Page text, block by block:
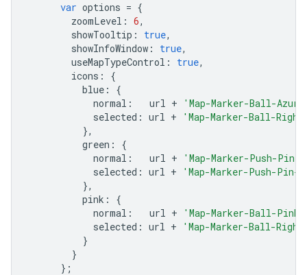
var options = {
zoomLevel : 6,
showTooltip : true,
showInfoWindow : true,
useMapTypeControl : true,
icons :
{
blue :
{
normal : url +
'Map-Marker-Ball-
selected : url +
'Map-Marker-Ball-
},
green :
{
normal : url +
'Map-Marker-Push-
selected : url +
'Map-Marker-Push-
},
pink :
{
normal : url +
'Map-Marker-Ball-
selected : url +
'Map-Marker-Ball-
}
}
};